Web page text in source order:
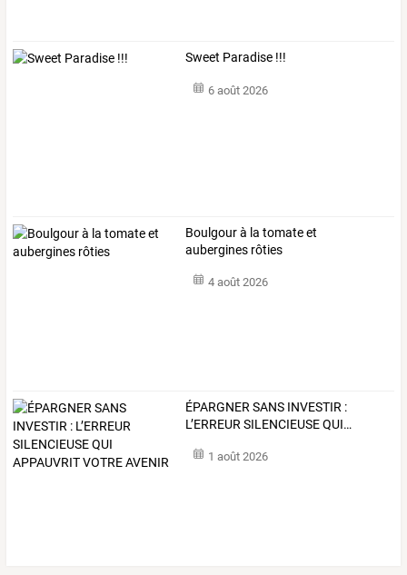
Sweet Paradise !!!
6 août 2026
Boulgour à la tomate et
aubergines rôties
4 août 2026
ÉPARGNER SANS INVESTIR :
L’ERREUR SILENCIEUSEQUI…
1 août 2026